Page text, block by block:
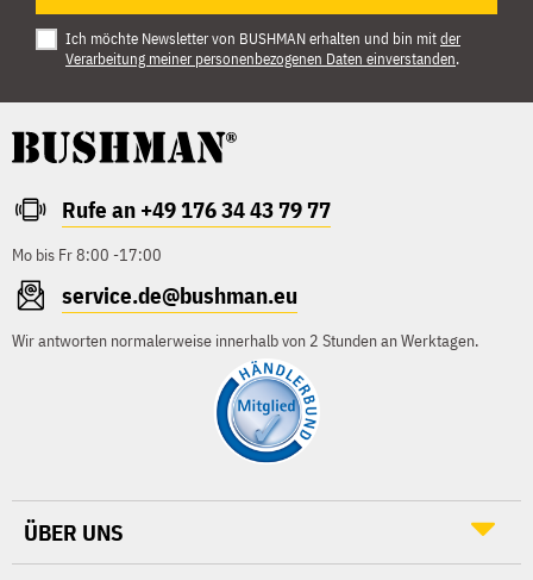
Ich möchte Newsletter von BUSHMAN erhalten und bin mitder
Verarbeitung meiner personenbezogenen Daten einverstanden.
Rufe an +49 176 34 43 79 77
Mo bis Fr 8:00 -17:00
service.de@bushman.eu
Wir antworten normalerweise innerhalb von 2 Stunden an Werktagen.
ÜBER UNS